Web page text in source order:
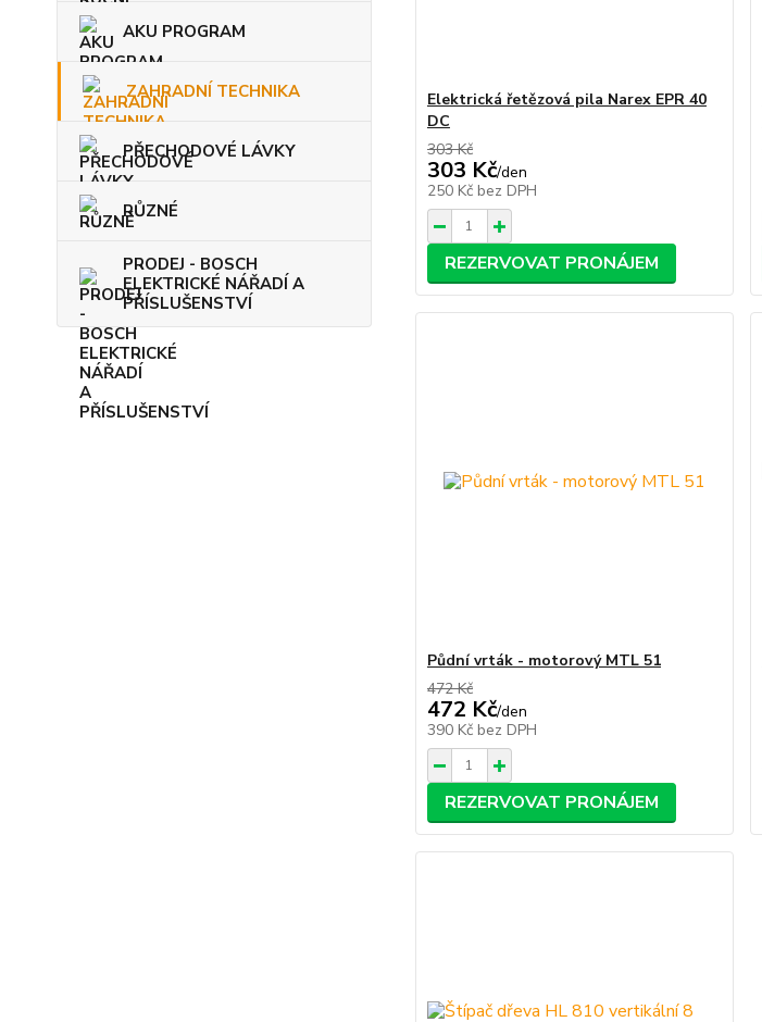
AKU PROGRAM
ZAHRADNÍ TECHNIKA
PŘECHODOVÉ LÁVKY
RŮZNÉ
PRODEJ - BOSCH
ELEKTRICKÉ NÁŘADÍ A
PŘÍSLUŠENSTVÍ
Elektrická řetězová pila Narex EPR 40
DC
303 Kč
303 Kč/den
250 Kč bez DPH
REZERVOVAT PRONÁJEM
Půdní vrták - motorový MTL 51
472 Kč
472 Kč/den
390 Kč bez DPH
REZERVOVAT PRONÁJEM